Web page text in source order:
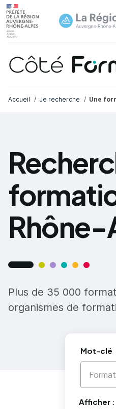
Accueil Je recherche Une
Rhône-
Plus de 35 000
organismes de
Mot-clé
Afficher :